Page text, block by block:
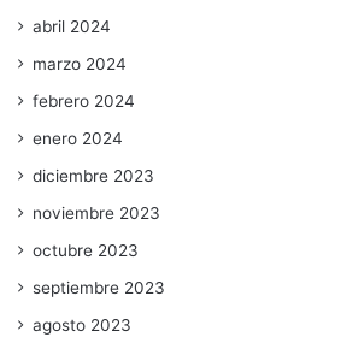
abril 2024
marzo 2024
febrero 2024
enero 2024
diciembre 2023
noviembre 2023
octubre 2023
septiembre 2023
agosto 2023